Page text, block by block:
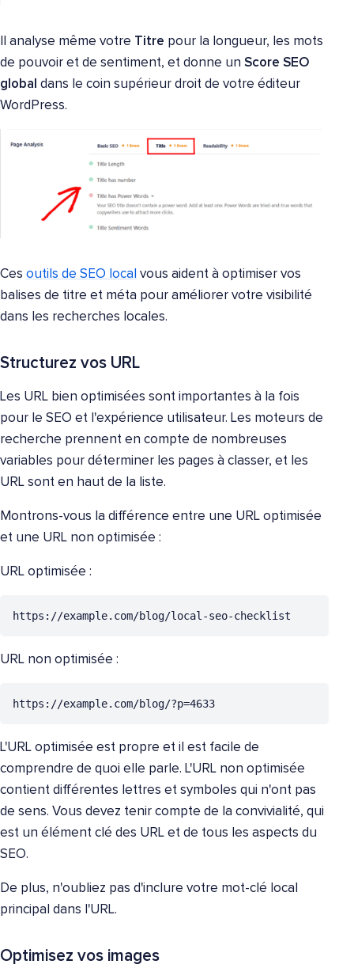
Il analyse même votre Titre pour la longueur, les mots
de pouvoir et de sentiment, et donne un Score SEO
global dans le coin supérieur droit de votre éditeur
WordPress.
Ces outils de SEO local vous aident à optimiser vos
balises de titre et méta pour améliorer votre visibilité
dans les recherches locales.
Structurez vos URL
Les URL bien optimisées sont importantes à la fois
pour le SEO et l'expérience utilisateur. Les moteurs de
recherche prennent en compte de nombreuses
variables pour déterminer les pages à classer, et les
URL sont en haut de la liste.
Montrons-vous la différence entre une URL optimisée
et une URL non optimisée :
URL optimisée :
https://example.com/blog/local-seo-checklist
URL non optimisée :
https://example.com/blog/?p=4633
L'URL optimisée est propre et il est facile de
comprendre de quoi elle parle. L'URL non optimisée
contient différentes lettres et symboles qui n'ont pas
de sens. Vous devez tenir compte de la convivialité, qui
est un élément clé des URL et de tous les aspects du
SEO.
De plus, n'oubliez pas d'inclure votre mot-clé local
principal dans l'URL.
Optimisez vos images